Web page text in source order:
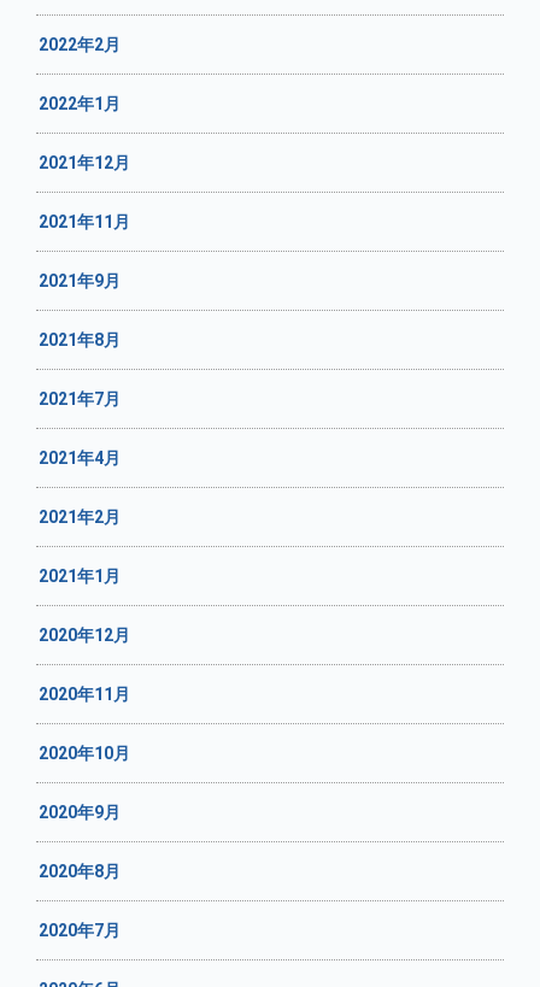
2022年2月
2022年1月
2021年12月
2021年11月
2021年9月
2021年8月
2021年7月
2021年4月
2021年2月
2021年1月
2020年12月
2020年11月
2020年10月
2020年9月
2020年8月
2020年7月